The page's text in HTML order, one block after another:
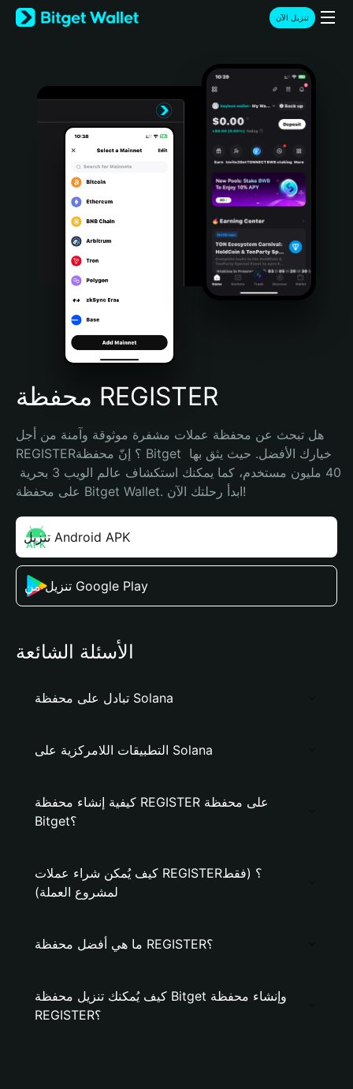
English
日本語
Türkçe
Português (Portugal)
Bahasa Indonesia
Português (Brasil)
Español (Argentina)
تنزيل الآن
محفظة REGISTER
هل تبحث عن محفظة عملات مشفرة موثوقة وآمنة من أجل
REGISTER؟ إنّ محفظة Bitget خيارك الأفضل. حيث يثق بها
على محفظة Bitget Wallet. ابدأ رحلتك الآن!
تنزيل Android APK
تنزيل من Google Play
الأسئلة الشائعة
تبادل على محفظة Solana
التطبيقات اللامركزية على Solana
كيفية إنشاء محفظة REGISTER على محفظة
Bitget؟
كيف يُمكن شراء عملات REGISTER؟ (فقط
لمشروع العملة)
ما هي أفضل محفظة REGISTER؟
كيف يُمكنك تنزيل محفظة Bitget وإنشاء محفظة
REGISTER؟